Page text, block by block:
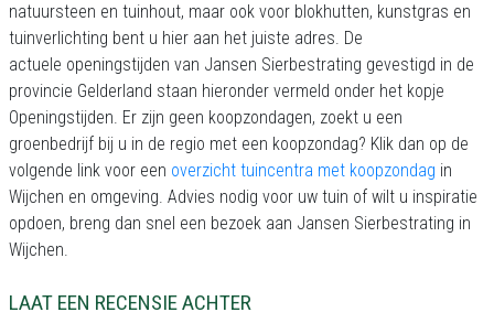
natuursteen en tuinhout, maar ook voor blokhutten, kunstgras en
tuinverlichting bent u hier aan het juiste adres. De
actuele openingstijden van Jansen Sierbestrating gevestigd in de
provincie Gelderland staan hieronder vermeld onder het kopje
Openingstijden. Er zijn geen koopzondagen, zoekt u een
groenbedrijf bij u in de regio met een koopzondag? Klik dan op de
volgende link voor een overzicht tuincentra met koopzondag in
Wijchen en omgeving. Advies nodig voor uw tuin of wilt u inspiratie
opdoen, breng dan snel een bezoek aan Jansen Sierbestrating in
Wijchen.
LAAT EEN RECENSIE ACHTER